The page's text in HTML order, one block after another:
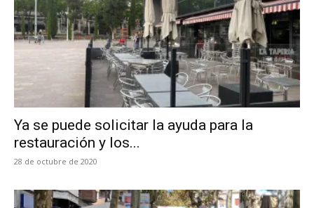
Ya se puede solicitar la ayuda para la
restauración y los...
28 de octubre de 2020